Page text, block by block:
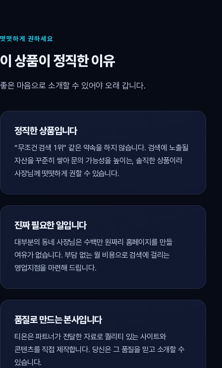
떳떳하게 권하세요
이 상품이 정직한 이유
좋은 마음으로 소개할 수 있어야 오래 갑니다.
정직한 상품입니다
“무조건 검색 1위” 같은 약속을 하지 않습니다. 검색에 노출될
자산을 꾸준히 쌓아 문의 가능성을 높이는, 솔직한 상품이라
사장님께 떳떳하게 권할 수 있습니다.
진짜 필요한 일입니다
대부분의 동네 사장님은 수백만 원짜리 홈페이지를 만들
여유가 없습니다. 부담 없는 월 비용으로 검색에 걸리는
영업지점을 마련해 드립니다.
품질로 만드는 본사입니다
티온은 파트너가 전달한 자료로 퀄리티 있는 사이트와
콘텐츠를 직접 제작합니다. 당신은 그 품질을 믿고 소개할 수
있습니다.